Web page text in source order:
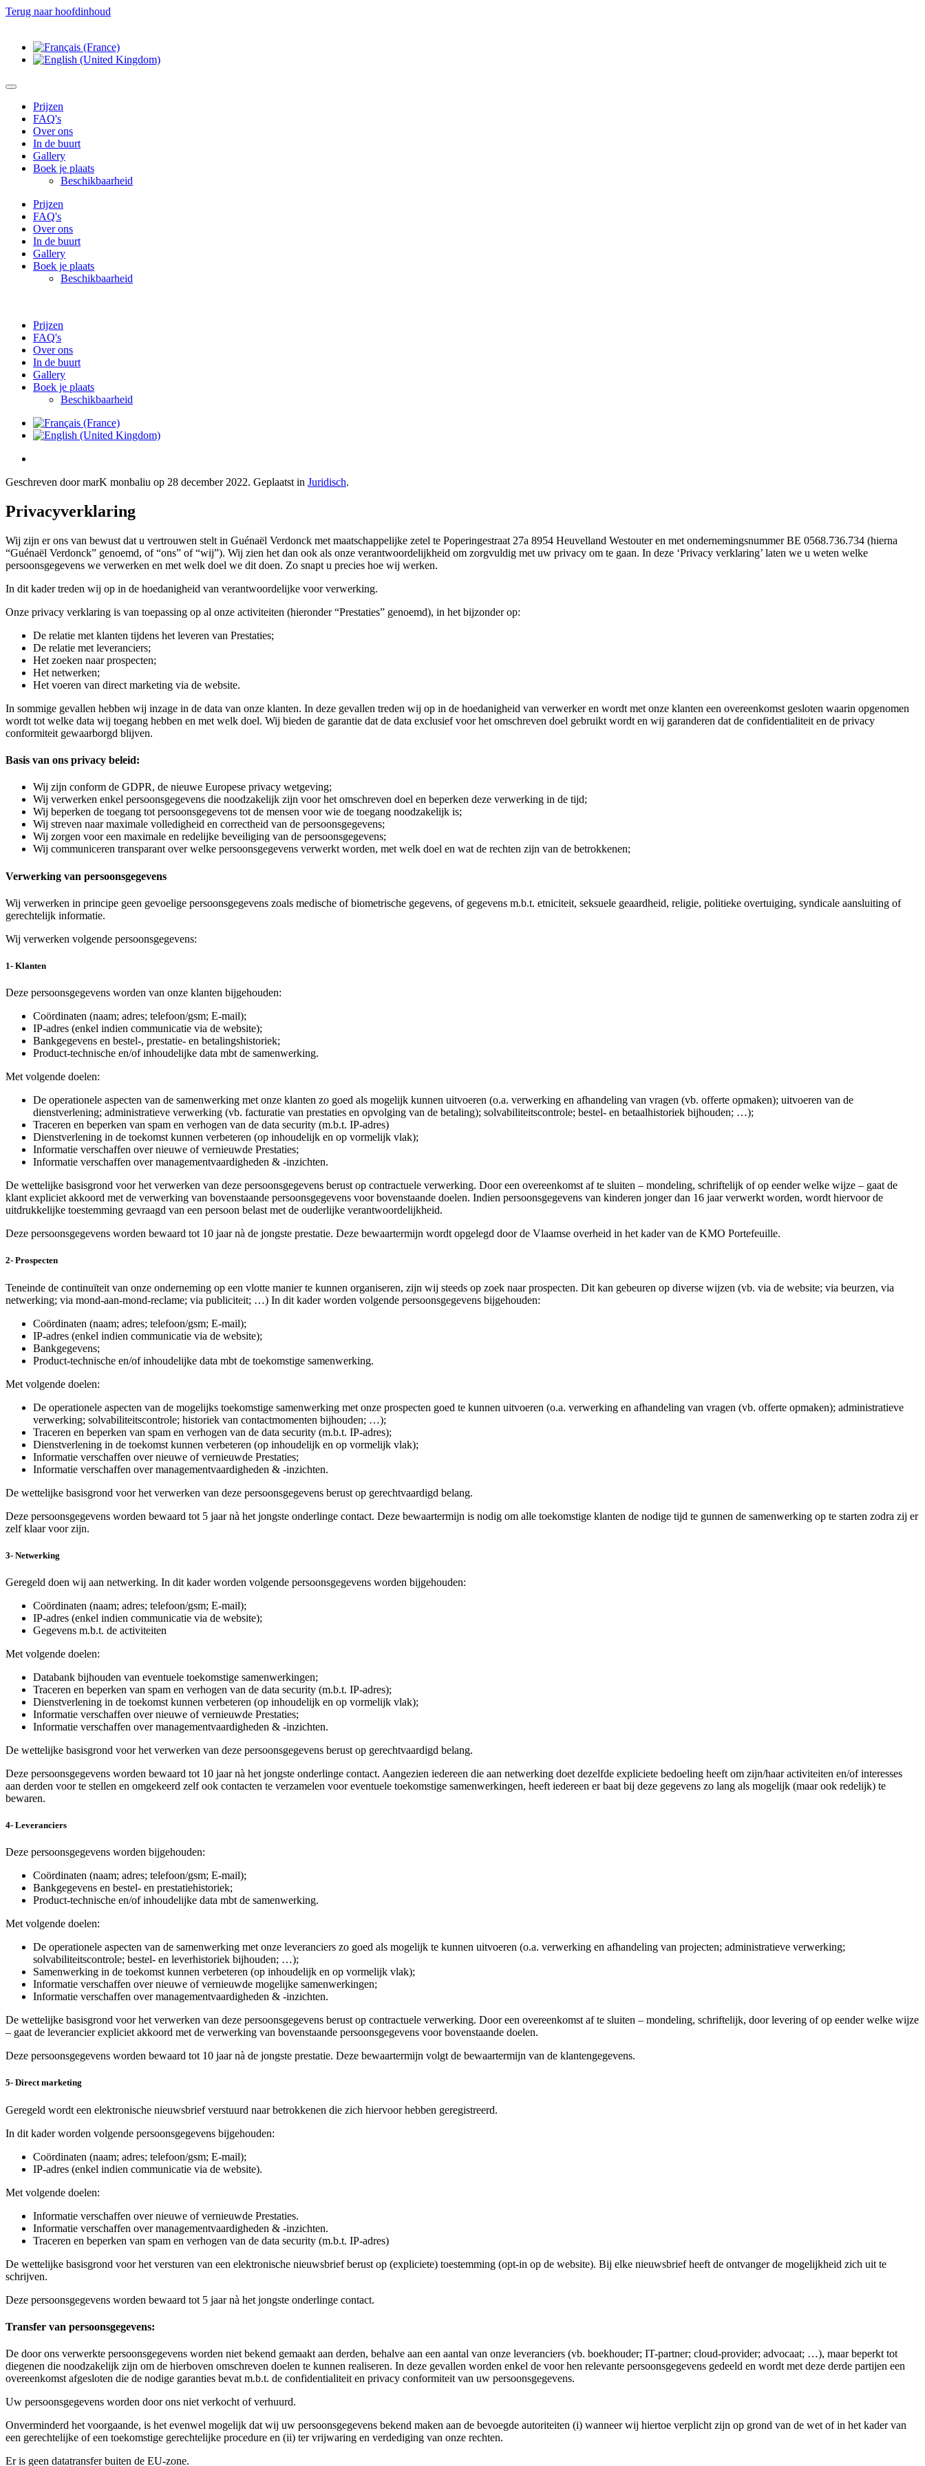
Terug naar hoofdinhoud
Prijzen
FAQ's
Over ons
In de buurt
Gallery
Boek je plaats
Beschikbaarheid
Prijzen
FAQ's
Over ons
In de buurt
Gallery
Boek je plaats
Beschikbaarheid
Prijzen
FAQ's
Over ons
In de buurt
Gallery
Boek je plaats
Beschikbaarheid
Geschreven door marK monbaliu op 28 december 2022. Geplaatst in Juridisch.
Privacyverklaring
Wij zijn er ons van bewust dat u vertrouwen stelt in Guénaël Verdonck met maatschappelijke zetel te Poperingestraat 27a 8954 Heuvelland Westouter en met ondernemingsnummer BE 0568.736.734 (hierna
“Guénaël Verdonck” genoemd, of “ons” of “wij”). Wij zien het dan ook als onze verantwoordelijkheid om zorgvuldig met uw privacy om te gaan. In deze ‘Privacy verklaring’ laten we u weten welke
persoonsgegevens we verwerken en met welk doel we dit doen. Zo snapt u precies hoe wij werken.
In dit kader treden wij op in de hoedanigheid van verantwoordelijke voor verwerking.
Onze privacy verklaring is van toepassing op al onze activiteiten (hieronder “Prestaties” genoemd), in het bijzonder op:
De relatie met klanten tijdens het leveren van Prestaties;
De relatie met leveranciers;
Het zoeken naar prospecten;
Het netwerken;
Het voeren van direct marketing via de website.
In sommige gevallen hebben wij inzage in de data van onze klanten. In deze gevallen treden wij op in de hoedanigheid van verwerker en wordt met onze klanten een overeenkomst gesloten waarin opgenomen
wordt tot welke data wij toegang hebben en met welk doel. Wij bieden de garantie dat de data exclusief voor het omschreven doel gebruikt wordt en wij garanderen dat de confidentialiteit en de privacy
conformiteit gewaarborgd blijven.
Basis van ons privacy beleid:
Wij zijn conform de GDPR, de nieuwe Europese privacy wetgeving;
Wij verwerken enkel persoonsgegevens die noodzakelijk zijn voor het omschreven doel en beperken deze verwerking in de tijd;
Wij beperken de toegang tot persoonsgegevens tot de mensen voor wie de toegang noodzakelijk is;
Wij streven naar maximale volledigheid en correctheid van de persoonsgegevens;
Wij zorgen voor een maximale en redelijke beveiliging van de persoonsgegevens;
Wij communiceren transparant over welke persoonsgegevens verwerkt worden, met welk doel en wat de rechten zijn van de betrokkenen;
Verwerking van persoonsgegevens
Wij verwerken in principe geen gevoelige persoonsgegevens zoals medische of biometrische gegevens, of gegevens m.b.t. etniciteit, seksuele geaardheid, religie, politieke overtuiging, syndicale aansluiting of
gerechtelijk informatie.
Wij verwerken volgende persoonsgegevens:
1- Klanten
Deze persoonsgegevens worden van onze klanten bijgehouden:
Coördinaten (naam; adres; telefoon/gsm; E-mail);
IP-adres (enkel indien communicatie via de website);
Bankgegevens en bestel-, prestatie- en betalingshistoriek;
Product-technische en/of inhoudelijke data mbt de samenwerking.
Met volgende doelen:
De operationele aspecten van de samenwerking met onze klanten zo goed als mogelijk kunnen uitvoeren (o.a. verwerking en afhandeling van vragen (vb. offerte opmaken); uitvoeren van de
dienstverlening; administratieve verwerking (vb. facturatie van prestaties en opvolging van de betaling); solvabiliteitscontrole; bestel- en betaalhistoriek bijhouden; …);
Traceren en beperken van spam en verhogen van de data security (m.b.t. IP-adres)
Dienstverlening in de toekomst kunnen verbeteren (op inhoudelijk en op vormelijk vlak);
Informatie verschaffen over nieuwe of vernieuwde Prestaties;
Informatie verschaffen over managementvaardigheden & -inzichten.
De wettelijke basisgrond voor het verwerken van deze persoonsgegevens berust op contractuele verwerking. Door een overeenkomst af te sluiten – mondeling, schriftelijk of op eender welke wijze – gaat de
klant expliciet akkoord met de verwerking van bovenstaande persoonsgegevens voor bovenstaande doelen. Indien persoonsgegevens van kinderen jonger dan 16 jaar verwerkt worden, wordt hiervoor de
uitdrukkelijke toestemming gevraagd van een persoon belast met de ouderlijke verantwoordelijkheid.
Deze persoonsgegevens worden bewaard tot 10 jaar nà de jongste prestatie. Deze bewaartermijn wordt opgelegd door de Vlaamse overheid in het kader van de KMO Portefeuille.
2- Prospecten
Teneinde de continuïteit van onze onderneming op een vlotte manier te kunnen organiseren, zijn wij steeds op zoek naar prospecten. Dit kan gebeuren op diverse wijzen (vb. via de website; via beurzen, via
netwerking; via mond-aan-mond-reclame; via publiciteit; …) In dit kader worden volgende persoonsgegevens bijgehouden:
Coördinaten (naam; adres; telefoon/gsm; E-mail);
IP-adres (enkel indien communicatie via de website);
Bankgegevens;
Product-technische en/of inhoudelijke data mbt de toekomstige samenwerking.
Met volgende doelen:
De operationele aspecten van de mogelijks toekomstige samenwerking met onze prospecten goed te kunnen uitvoeren (o.a. verwerking en afhandeling van vragen (vb. offerte opmaken); administratieve
verwerking; solvabiliteitscontrole; historiek van contactmomenten bijhouden; …);
Traceren en beperken van spam en verhogen van de data security (m.b.t. IP-adres);
Dienstverlening in de toekomst kunnen verbeteren (op inhoudelijk en op vormelijk vlak);
Informatie verschaffen over nieuwe of vernieuwde Prestaties;
Informatie verschaffen over managementvaardigheden & -inzichten.
De wettelijke basisgrond voor het verwerken van deze persoonsgegevens berust op gerechtvaardigd belang.
Deze persoonsgegevens worden bewaard tot 5 jaar nà het jongste onderlinge contact. Deze bewaartermijn is nodig om alle toekomstige klanten de nodige tijd te gunnen de samenwerking op te starten zodra zij er
zelf klaar voor zijn.
3- Netwerking
Geregeld doen wij aan netwerking. In dit kader worden volgende persoonsgegevens worden bijgehouden:
Coördinaten (naam; adres; telefoon/gsm; E-mail);
IP-adres (enkel indien communicatie via de website);
Gegevens m.b.t. de activiteiten
Met volgende doelen:
Databank bijhouden van eventuele toekomstige samenwerkingen;
Traceren en beperken van spam en verhogen van de data security (m.b.t. IP-adres);
Dienstverlening in de toekomst kunnen verbeteren (op inhoudelijk en op vormelijk vlak);
Informatie verschaffen over nieuwe of vernieuwde Prestaties;
Informatie verschaffen over managementvaardigheden & -inzichten.
De wettelijke basisgrond voor het verwerken van deze persoonsgegevens berust op gerechtvaardigd belang.
Deze persoonsgegevens worden bewaard tot 10 jaar nà het jongste onderlinge contact. Aangezien iedereen die aan netwerking doet dezelfde expliciete bedoeling heeft om zijn/haar activiteiten en/of interesses
aan derden voor te stellen en omgekeerd zelf ook contacten te verzamelen voor eventuele toekomstige samenwerkingen, heeft iedereen er baat bij deze gegevens zo lang als mogelijk (maar ook redelijk) te
bewaren.
4- Leveranciers
Deze persoonsgegevens worden bijgehouden:
Coördinaten (naam; adres; telefoon/gsm; E-mail);
Bankgegevens en bestel- en prestatiehistoriek;
Product-technische en/of inhoudelijke data mbt de samenwerking.
Met volgende doelen:
De operationele aspecten van de samenwerking met onze leveranciers zo goed als mogelijk te kunnen uitvoeren (o.a. verwerking en afhandeling van projecten; administratieve verwerking;
solvabiliteitscontrole; bestel- en leverhistoriek bijhouden; …);
Samenwerking in de toekomst kunnen verbeteren (op inhoudelijk en op vormelijk vlak);
Informatie verschaffen over nieuwe of vernieuwde mogelijke samenwerkingen;
Informatie verschaffen over managementvaardigheden & -inzichten.
De wettelijke basisgrond voor het verwerken van deze persoonsgegevens berust op contractuele verwerking. Door een overeenkomst af te sluiten – mondeling, schriftelijk, door levering of op eender welke wijze
– gaat de leverancier expliciet akkoord met de verwerking van bovenstaande persoonsgegevens voor bovenstaande doelen.
Deze persoonsgegevens worden bewaard tot 10 jaar nà de jongste prestatie. Deze bewaartermijn volgt de bewaartermijn van de klantengegevens.
5- Direct marketing
Geregeld wordt een elektronische nieuwsbrief verstuurd naar betrokkenen die zich hiervoor hebben geregistreerd.
In dit kader worden volgende persoonsgegevens bijgehouden:
Coördinaten (naam; adres; telefoon/gsm; E-mail);
IP-adres (enkel indien communicatie via de website).
Met volgende doelen:
Informatie verschaffen over nieuwe of vernieuwde Prestaties.
Informatie verschaffen over managementvaardigheden & -inzichten.
Traceren en beperken van spam en verhogen van de data security (m.b.t. IP-adres)
De wettelijke basisgrond voor het versturen van een elektronische nieuwsbrief berust op (expliciete) toestemming (opt-in op de website). Bij elke nieuwsbrief heeft de ontvanger de mogelijkheid zich uit te
schrijven.
Deze persoonsgegevens worden bewaard tot 5 jaar nà het jongste onderlinge contact.
Transfer van persoonsgegevens:
De door ons verwerkte persoonsgegevens worden niet bekend gemaakt aan derden, behalve aan een aantal van onze leveranciers (vb. boekhouder; IT-partner; cloud-provider; advocaat; …), maar beperkt tot
diegenen die noodzakelijk zijn om de hierboven omschreven doelen te kunnen realiseren. In deze gevallen worden enkel de voor hen relevante persoonsgegevens gedeeld en wordt met deze derde partijen een
overeenkomst afgesloten die de nodige garanties bevat m.b.t. de confidentialiteit en privacy conformiteit van uw persoonsgegevens.
Uw persoonsgegevens worden door ons niet verkocht of verhuurd.
Onverminderd het voorgaande, is het evenwel mogelijk dat wij uw persoonsgegevens bekend maken aan de bevoegde autoriteiten (i) wanneer wij hiertoe verplicht zijn op grond van de wet of in het kader van
een gerechtelijke of een toekomstige gerechtelijke procedure en (ii) ter vrijwaring en verdediging van onze rechten.
Er is geen datatransfer buiten de EU-zone.